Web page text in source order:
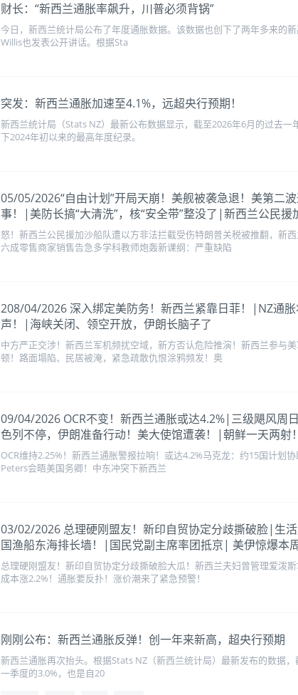
财长：“新西兰通胀率飙升，川普必须背锅”
今日，新西兰统计局公布了年度通胀数据。该数据也创下了两年多来的
Willis也发表公开讲话。根据Sta
突发：新西兰通胀加速至4.1%，远超央行预期！
新西兰统计局（Stats NZ）最新公布数据显示，截至2026年6月的过去
下2024年初以来的最高年度纪录。
05/05/2026“自由计划”开局天崩！美舰被袭急退！美第二
事！|美防长搞“大清洗”，核“安全带”整没了|新西兰公民
怒！新西兰公民援加沙船队遭以方非法拦截受伤特朗普关税被推翻，新
六成零售商家销售告急多学科教师炮轰新课纲：严重缺陷
208/04/2026 深入绑定美防务！新西兰紧靠日菲！|NZ通
声！|海峡关闭、领空开放，伊朗长脑子了
中方严正交涉！新西兰军机频扰空域，新方否认危险推演！新西兰参与
顿！路面塌陷、民居被淹，紧急疏散仇恨涂鸦频发！奥
09/04/2026 OCR不变！新西兰通胀或达4.2%|三级飓风
色列不停，伊朗准备行动！美大使馆遭袭！|朝鲜一天两射
OCR维持2.25%！新西兰通胀警报拉响！或达4.2%马克龙：约15国计
Peters会晤美国务卿！中东冲突下新西兰
03/02/2026 总理硬刚盟友！新印自贸协定分歧撕破脸|生
国渔船东海排长墙！|国民党副主席率团抵京| 美伊惊爆本
总理硬刚盟友！新印自贸协定分歧撕破脸大瓜！新西兰夫妇曾管理爱泼
成本涨2.2%！通胀要反扑！涨价潮来了紧急预警！
刚刚公布：新西兰通胀反弹！创一年来新高，超央行预期
新西兰通胀再次抬头。根据Stats NZ（新西兰统计局）最新发布的数据
一季度的3.0%，也是自20